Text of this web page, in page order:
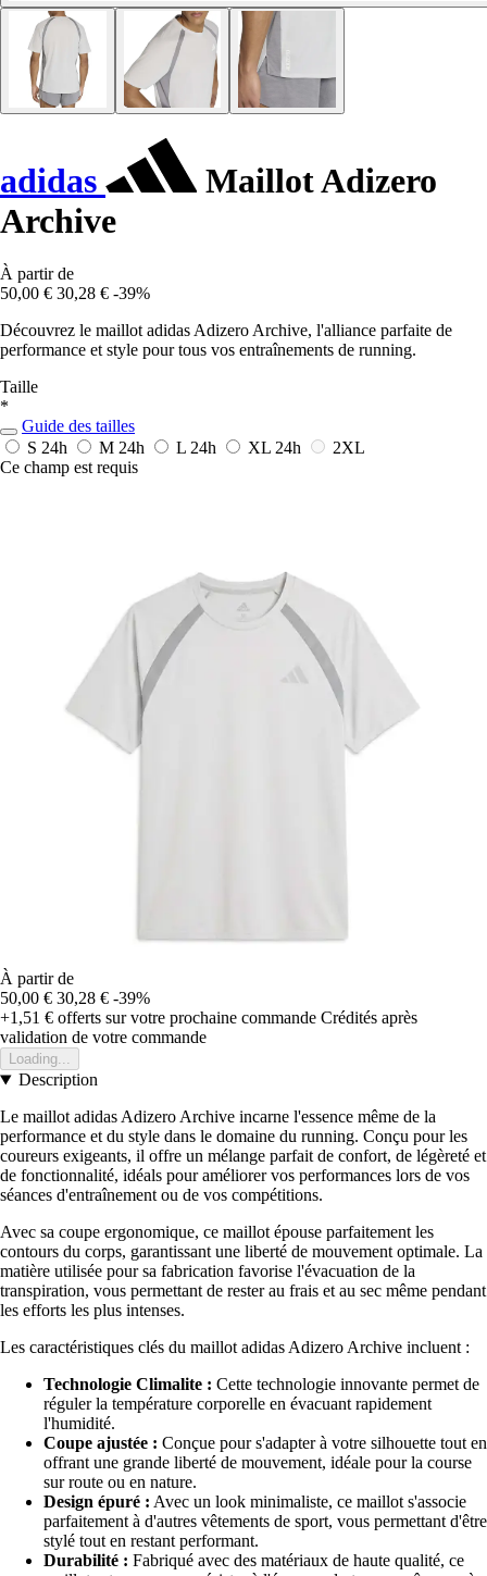
adidas
Maillot Adizero
Archive
À partir de
50,00 € 30,28 € -39%
Découvrez le maillot adidas Adizero Archive, l'alliance parfaite de
performance et style pour tous vos entraînements de running.
Taille
*
Guide des tailles
S 24h M 24h L 24h XL 24h
2XL
Ce champ est requis
À partir de
50,00 € 30,28 € -39%
+1,51 € offerts sur votre prochaine commande Crédités après
validation de votre commande
Loading...
Description
Le maillot adidas Adizero Archive incarne l'essence même de la
performance et du style dans le domaine du running. Conçu pour les
coureurs exigeants, il offre un mélange parfait de confort, de légèreté et
de fonctionnalité, idéals pour améliorer vos performances lors de vos
séances d'entraînement ou de vos compétitions.
Avec sa coupe ergonomique, ce maillot épouse parfaitement les
contours du corps, garantissant une liberté de mouvement optimale. La
matière utilisée pour sa fabrication favorise l'évacuation de la
transpiration, vous permettant de rester au frais et au sec même pendant
les efforts les plus intenses.
Les caractéristiques clés du maillot adidas Adizero Archive incluent :
Technologie Climalite : Cette technologie innovante permet de
réguler la température corporelle en évacuant rapidement
l'humidité.
Coupe ajustée : Conçue pour s'adapter à votre silhouette tout en
offrant une grande liberté de mouvement, idéale pour la course
sur route ou en nature.
Design épuré : Avec un look minimaliste, ce maillot s'associe
parfaitement à d'autres vêtements de sport, vous permettant d'être
stylé tout en restant performant.
Durabilité : Fabriqué avec des matériaux de haute qualité, ce